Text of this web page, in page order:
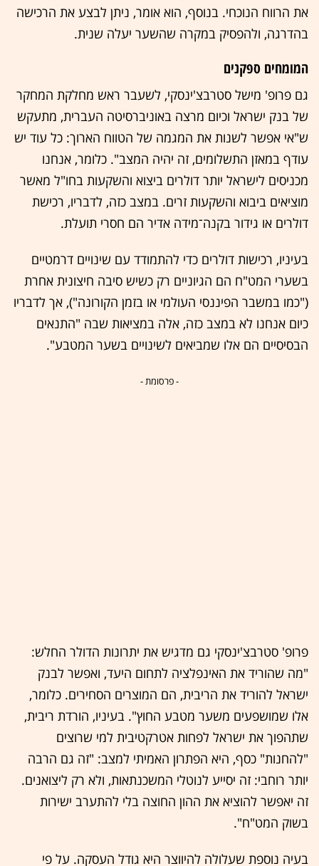
את הרווח הנוכחי. בנוסף, הוא אומר, ניתן לבצע את הרכישה
בהדרגה, ולהפסיק במקרה שהשער יעלה שנית.
המומחים ספקנים
גם פרופ' מישל סטרבצ'ינסקי, לשעבר ראש מחלקת המחקר
של בנק ישראל וכיום מרצה באוניברסיטה העברית, מתעקש
ש"אי אפשר לשנות את המגמה של הטווח הארוך: כל עוד יש
עודף במאזן התשלומים, זה יהיה המצב". כלומר, אנחנו
מכניסים לישראל יותר דולרים ביצוא והשקעות בחו"ל מאשר
מוציאים ביבוא והשקעות זרים. במצב כזה, לדבריו, רכישת
דולרים או גידור בקנה־מידה אדיר הם חסרי תועלת.
בעיניו, רכישות דולרים כדי להתמודד עם שינויים דרמטיים
בשערי המט"ח הם הגיוניים רק כשיש סיבה חיצונית אחרת
("כמו במשבר הפיננסי העולמי או בזמן הקורונה"), אך לדבריו
כיום אנחנו לא במצב כזה, אלה במציאות שבה "התנאים
הבסיסיים הם אלו שמביאים לשינויים בשער המטבע".
- פרסומת -
פרופ' סטרבצ'ינסקי גם מדגיש את יתרונות הדולר החלש:
"מה שהוריד את האינפלציה לתחום היעד, ואפשר לבנק
ישראל להוריד את הריבית, הם המוצרים הסחירים. כלומר,
אלו שמושפעים משער מטבע החוץ". בעיניו, הורדת ריבית,
שתהפוך את ישראל לפחות אטרקטיבית למי שרוצים
"להחנות" כסף, היא הפתרון האמיתי למצב: "זה גם הרבה
יותר רוחבי: זה יסייע לנוטלי המשכנתאות, ולא רק ליצואנים.
זה יאפשר להוציא את ההון החוצה בלי להתערב ישירות
בשוק המט"ח".
בעיה נוספת שעלולה להיווצר היא גודל העסקה. על פי